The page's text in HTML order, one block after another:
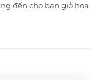
đến cho bạn giỏ